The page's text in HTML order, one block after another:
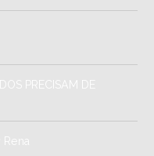
PRECISAM DE